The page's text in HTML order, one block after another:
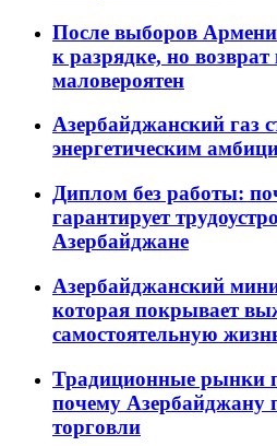
После выборов
к разрядке, но
маловероятен
Азербайджанский газ
энергетическим
Диплом без работы:
гарантирует
Азербайджане
Азербайджанский
которая покрывает
самостоятельную
Традиционные рынки
почему Азербайджану
торговли